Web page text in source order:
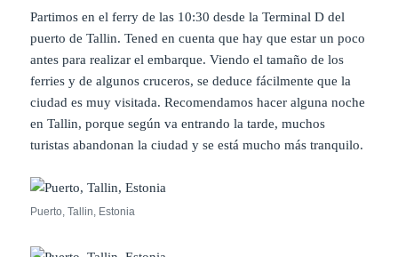
Partimos en el ferryde las 10:30 desde la Terminal D del
puerto de Tallin. Tened en cuenta que hay que estar un poco
antes para realizar el embarque. Viendo el tamaño de los
ferries y de algunos cruceros, se deduce fácilmente que la
ciudad es muy visitada. Recomendamos hacer alguna noche
en Tallin, porque según va entrando la tarde, muchos
turistas abandonan la ciudad y se está mucho más tranquilo.
Puerto, Tallin, Estonia